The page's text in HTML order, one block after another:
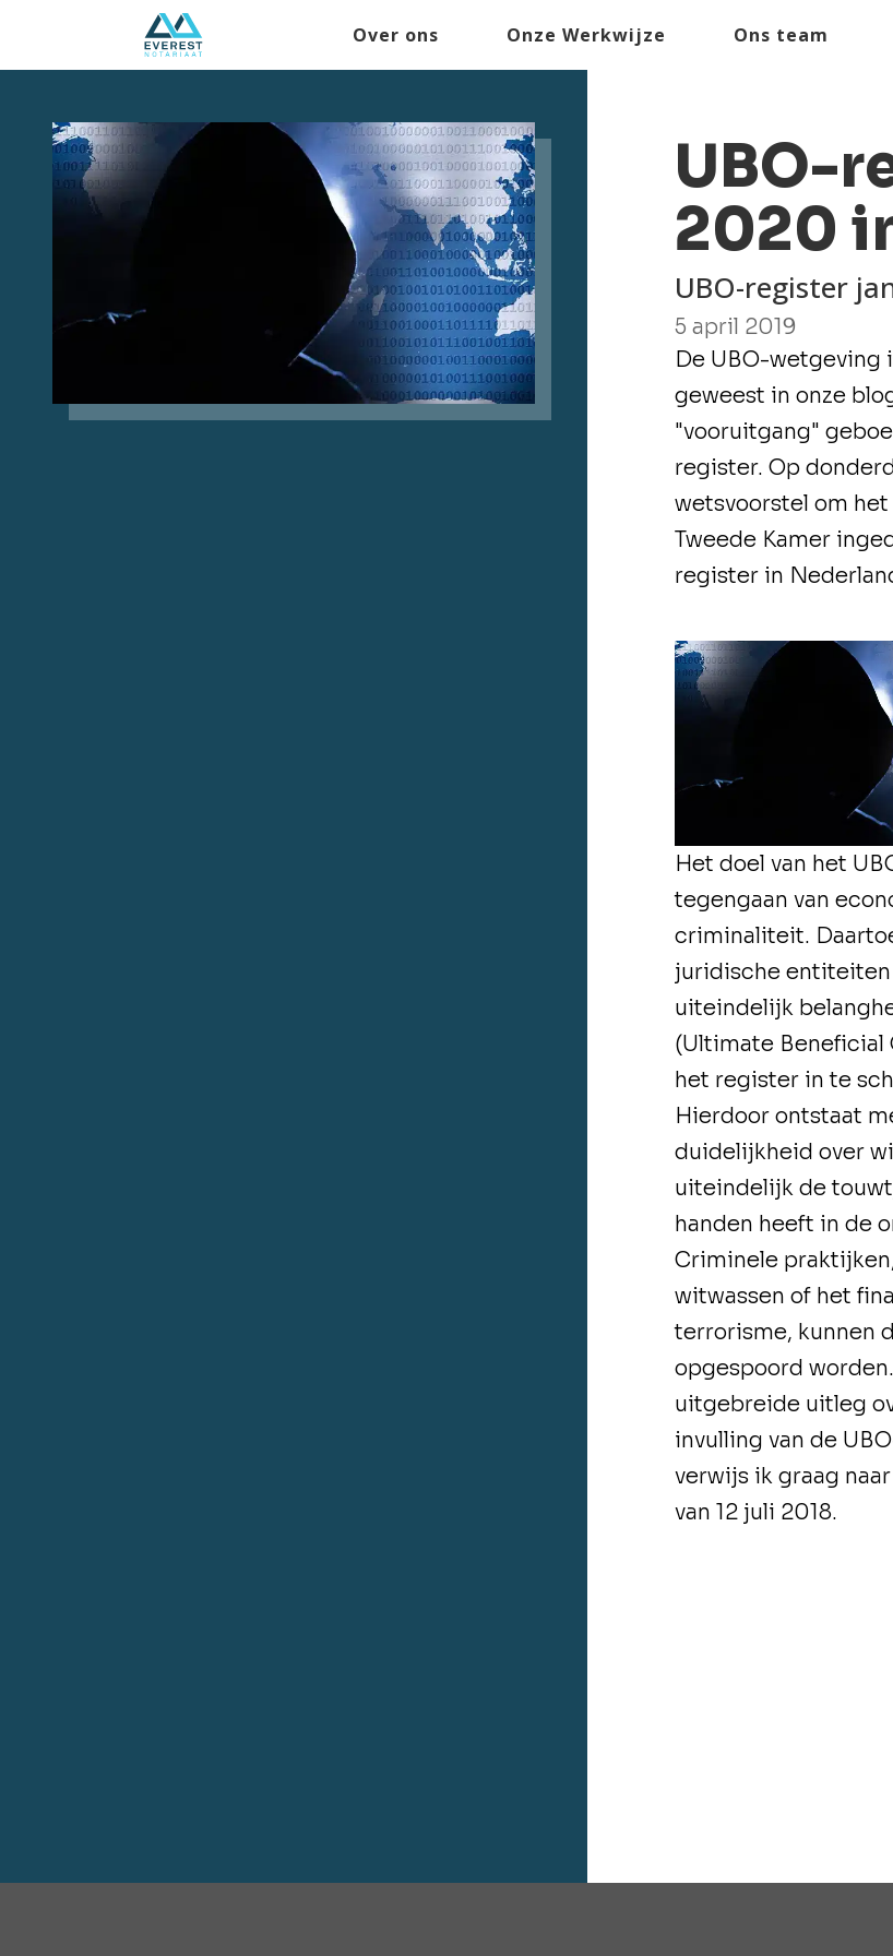
Over ons Onze Werkwijze Ons team
UBO-
2020
UBO-register
5 april 2019
De UBO-wetgeving
geweest in onze
"vooruitgang"
register. Op
wetsvoorstel om
Tweede Kamer
register in
Het doel van het
tegengaan van
criminaliteit.
juridische entiteiten
uiteindelijk
(Ultimate Beneficial
het register in te
Hierdoor ontstaat
duidelijkheid over
uiteindelijk de
handen heeft in de
Criminele
witwassen of het
terrorisme, kunnen
opgespoord
uitgebreide uitleg
invulling van de
verwijs ik graag
van 12 juli 2018.